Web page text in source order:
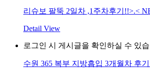
리슈보 팔뚝 2일차 ,1주차후기!!>.<
Detail View
로그인 시 게시글을 확인하실 수 있
수원 365 복부 지방흡입 3개월차 후